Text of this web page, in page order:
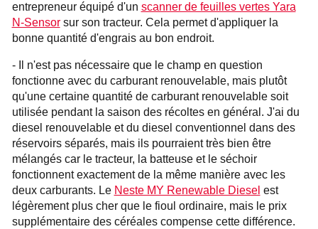
entrepreneur équipé d'un scanner de feuilles vertes Yara
N-Sensorsur son tracteur. Cela permet d'appliquer la
bonne quantité d'engrais au bon endroit.
- Il n'est pas nécessaire que le champ en question
fonctionne avec du carburant renouvelable, mais plutôt
qu'une certaine quantité de carburant renouvelable soit
utilisée pendant la saison des récoltes en général. J'ai du
diesel renouvelable et du diesel conventionnel dans des
réservoirs séparés, mais ils pourraient très bien être
mélangés car le tracteur, la batteuse et le séchoir
fonctionnent exactement de la même manière avec les
deux carburants. Le Neste MY Renewable Diesel est
légèrement plus cher que le fioul ordinaire, mais le prix
supplémentaire des céréales compense cette différence.